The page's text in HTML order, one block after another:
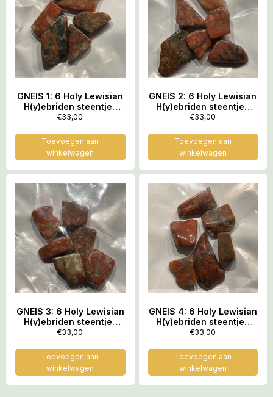
GNEIS 1: 6 Holy Lewisian
H(y)ebriden steentjes
van het Schotse Eiland
gesteente op Moeder
Aarde
€33,00
Toevoegen aan
winkelwagen
GNEIS 2: 6 Holy Lewisian
H(y)ebriden steentjes
van het Schotse Eiland
gesteente op Moeder
Aarde
€33,00
Toevoegen aan
winkelwagen
GNEIS 3: 6 Holy Lewisian
H(y)ebriden steentjes
van het Schotse Eiland
gesteente op Moeder
Aarde
€33,00
Toevoegen aan
winkelwagen
GNEIS 4: 6 Holy Lewisian
H(y)ebriden steentjes
van het Schotse Eiland
gesteente op Moeder
Aarde
€33,00
Toevoegen aan
winkelwagen